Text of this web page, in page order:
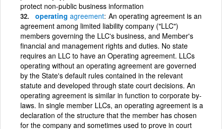
protect non-public business information
operating agreement An operating agreement is an
agreement among limited liability company ("LLC")
members governing the LLC's business, and Member's
financial and management rights and duties. No state
requires an LLC to have an Operating agreement. LLCs
operating without an operating agreement are governed
by the State's default rules contained in the relevant
statute and developed through state court decisions. An
operating agreement is similar in function to corporate by-
laws. In single member LLCs, an operating agreement is a
declaration of the structure that the member has chosen
for the company and sometimes used to prove in court